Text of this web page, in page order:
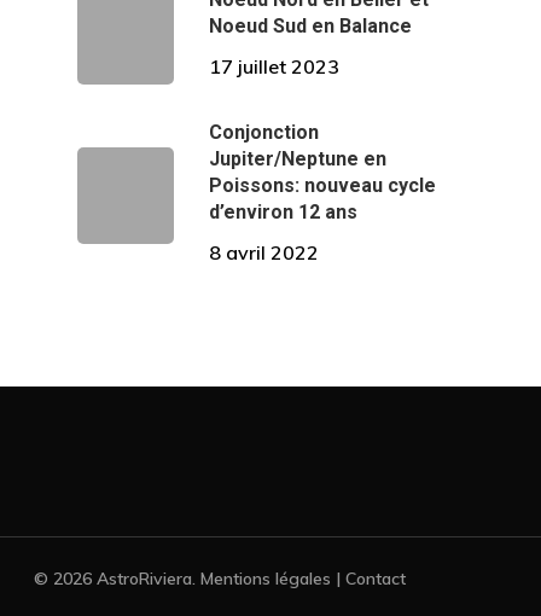
Noeud Sud en Balance
17 juillet 2023
Conjonction
Jupiter/Neptune en
Poissons: nouveau cycle
d’environ 12 ans
8 avril 2022
© 2026 AstroRiviera. Mentions légales | Contact